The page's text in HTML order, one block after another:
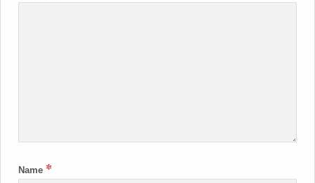
Name *